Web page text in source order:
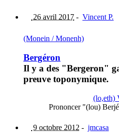
26 avril 2017 - Vincent P.
(Monein / Monenh)
Bergéron
Il y a des "Bergeron"
preuve toponymique.
(lo,eth)
Prononcer "(lou)
9 octobre 2012 - jmcasa